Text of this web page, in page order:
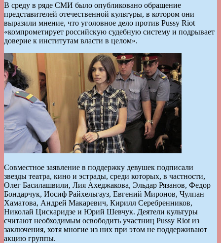
В среду в ряде СМИ было опубликовано обращение
представителей отечественной культуры, в котором они
выразили мнение, что уголовное дело против Pussy Riot
«компрометирует российскую судебную систему и подрывает
доверие к институтам власти в целом».
Совместное заявление в поддержку девушек подписали
звезды театра, кино и эстрады, среди которых, в частности,
Олег Басилашвили, Лия Ахеджакова, Эльдар Рязанов, Федор
Бондарчук, Иосиф Райхельгауз, Евгений Миронов, Чулпан
Хаматова, Андрей Макаревич, Кирилл Серебренников,
Николай Цискаридзе и Юрий Шевчук. Деятели культуры
считают необходимым освободить участниц Pussy Riot из
заключения, хотя многие из них при этом не поддерживают
акцию группы.